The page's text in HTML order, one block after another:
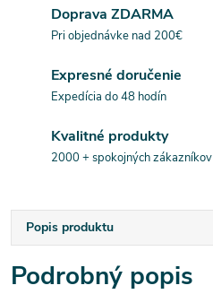
Doprava ZDARMA
Pri objednávke nad 200€
Expresné doručenie
Expedícia do 48 hodín
Kvalitné produkty
2000 + spokojných zákazníkov
Popis produktu
Podrobný popis